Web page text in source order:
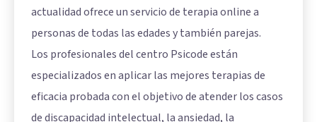
actualidad ofrece un servicio de terapia online a
personas de todas las edades y también parejas.
Los profesionales del centro Psicode están
especializados en aplicar las mejores terapias de
eficacia probada con el objetivo de atender los casos
de discapacidad intelectual, la ansiedad, la